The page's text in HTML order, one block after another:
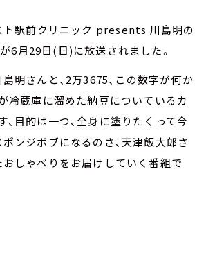
ト駅前クリニック presents 川島明の
が6月29日(日)に放送されました。
明さんと、2万3675、この数字が何か
冷蔵庫に溜めた納豆についているカ
、目的は一つ、全身に塗りたくって今
ンジボブになるのさ、天津飯大郎さ
おしゃべりをお届けしていく番組で